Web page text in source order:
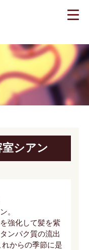
シアン
。
強化して髪を紫
ンパク質の流出
からの季節に是